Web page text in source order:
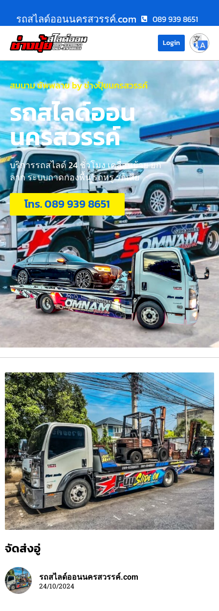
รถสไลด์ออนนครสวรรค์.com 089 939 8651
Login
สมนาม ซัพพลาย by ช่างปุ้ยนครสวรรค์
รถสไลด์ออน
นครสวรรค์
บริการรถสไลด์ 24 ชั่วโมง เคลื่อนย้าย ยก
ลาก ระบบถาดกองพื้น รถหรู รถเสีย
โทร. 089 939 8651
จัดส่งอู่
รถสไลด์ออนนครสวรรค์.com
24/10/2024